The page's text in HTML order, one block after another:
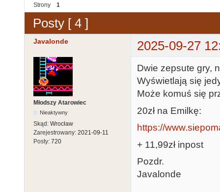
Strony 1
Posty [ 4 ]
Javalonde 2025-09-27
Młodszy Atarowiec
Nieaktywny
Skąd: Wrocław
Zarejestrowany: 2021-09-11
Posty: 720
Dwie zepsute gry,
Wyświetlają się
Może komuś się
20zł na Emilkę:
https://
+ 11,99zł inpost
Pozdr.
Javalonde